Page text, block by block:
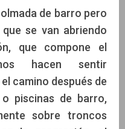
de barro pero
se van abriendo
que compone el
hacen sentir
camino después de
piscinas de barro,
sobre troncos